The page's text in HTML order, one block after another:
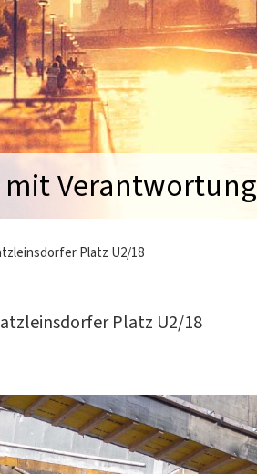
Verantwortung
Platz U2/18
Platz U2/18